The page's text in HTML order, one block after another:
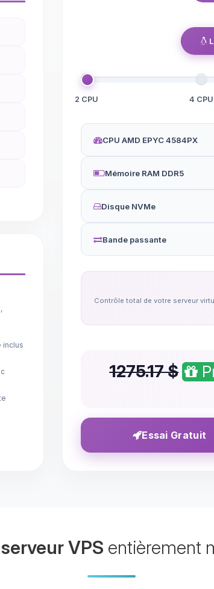
inclus
2 CPU 4 CPU
CPU AMD EPYC 4584PX
Mémoire RAM DDR5
Disque NVMe
Bande passante
Contrôle total de votre serveur
1275.17 $
Essai Gratuit
serveur VPS entièrement